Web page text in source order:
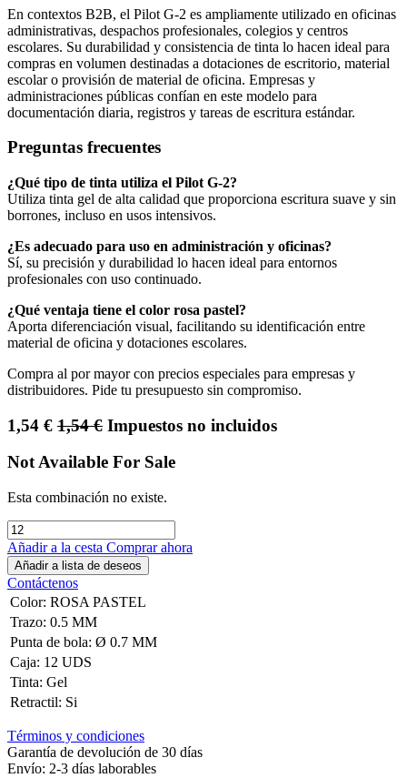
En contextos B2B, el Pilot G-2 es ampliamente utilizado en oficinas
administrativas, despachos profesionales, colegios y centros
escolares. Su durabilidad y consistencia de tinta lo hacen ideal para
compras en volumen destinadas a dotaciones de escritorio, material
escolar o provisión de material de oficina. Empresas y
administraciones públicas confían en este modelo para
documentación diaria, registros y tareas de escritura estándar.
Preguntas frecuentes
¿Qué tipo de tinta utiliza el Pilot G-2?
Utiliza tinta gel de alta calidad que proporciona escritura suave y sin
borrones, incluso en usos intensivos.
¿Es adecuado para uso en administración y oficinas?
Sí, su precisión y durabilidad lo hacen ideal para entornos
profesionales con uso continuado.
¿Qué ventaja tiene el color rosa pastel?
Aporta diferenciación visual, facilitando su identificación entre
material de oficina y dotaciones escolares.
Compra al por mayor con precios especiales para empresas y
distribuidores. Pide tu presupuesto sin compromiso.
1,54 € 1,54€ Impuestos no incluidos
Not Available For Sale
Esta combinación no existe.
Añadir a la cesta Comprar ahora
Añadir a lista de deseos
Contáctenos
Color: ROSA PASTEL
Trazo: 0.5 MM
Punta de bola: Ø 0.7 MM
Caja: 12 UDS
Tinta: Gel
Retractil: Si
Términos y condiciones
Garantía de devolución de 30 días
Envío: 2-3 días laborables